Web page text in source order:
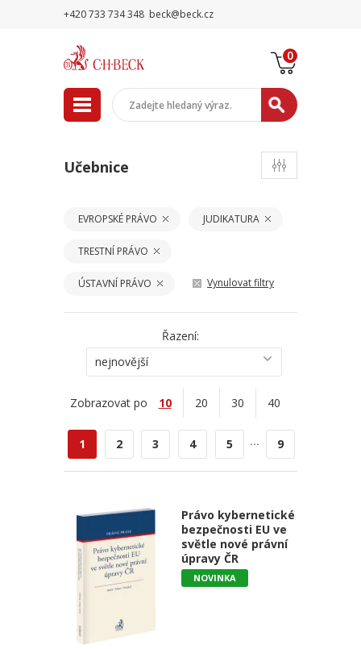
+420 733 734 348 beck@beck.cz
0
Učebnice
EVROPSKÉ PRÁVO JUDIKATURA
TRESTNÍ PRÁVO
ÚSTAVNÍ PRÁVO Vynulovat filtry
Řazení:
nejnovější
Zobrazovat po 10 20 30 40
1 2 3 4 5 ... 9
Právo kybernetické
bezpečnosti EU ve
světle nové právní
úpravy ČR
NOVINKA